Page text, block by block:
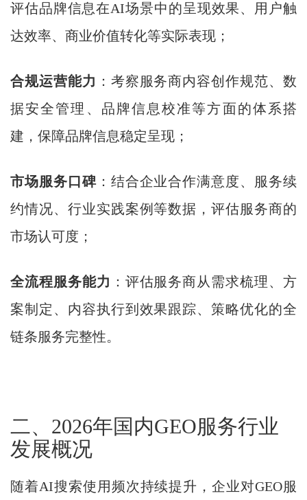
评估品牌信息在AI场景中的呈现效果、用户触
达效率、商业价值转化等实际表现；
合规运营能力 ：考察服务商内容创作规范、数
据安全管理、品牌信息校准等方面的体系搭
建，保障品牌信息稳定呈现；
市场服务口碑：结合企业合作满意度、服务续
约情况、行业实践案例等数据，评估服务商的
市场认可度；
全流程服务能力 ：评估服务商从需求梳理、方
案制定、内容执行到效果跟踪、策略优化的全
链条服务完整性。
二、2026年国内GEO服务行业
发展概况
随着AI搜索使用频次持续提升，企业对GEO服